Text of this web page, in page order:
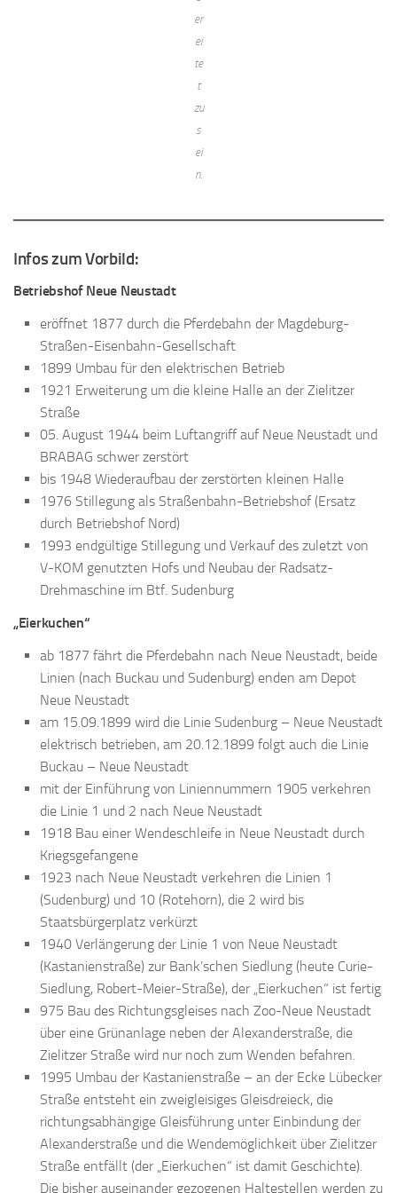
er
ei
te
t
zu
s
ei
n.
Infos zum Vorbild:
Betriebshof Neue Neustadt
eröffnet 1877 durch die Pferdebahn der Magdeburg-
Straßen-Eisenbahn-Gesellschaft
1899 Umbau für den elektrischen Betrieb
1921 Erweiterung um die kleine Halle an der Zielitzer
Straße
05. August 1944 beim Luftangriff auf Neue Neustadt und
BRABAG schwer zerstört
bis 1948 Wiederaufbau der zerstörten kleinen Halle
1976 Stillegung als Straßenbahn-Betriebshof (Ersatz
durch Betriebshof Nord)
1993 endgültige Stillegung und Verkauf des zuletzt von
V-KOM genutzten Hofs und Neubau der Radsatz-
Drehmaschine im Btf. Sudenburg
„Eierkuchen“
ab 1877 fährt die Pferdebahn nach Neue Neustadt, beide
Linien (nach Buckau und Sudenburg) enden am Depot
Neue Neustadt
am 15.09.1899 wird die Linie Sudenburg – Neue Neustadt
elektrisch betrieben, am 20.12.1899 folgt auch die Linie
Buckau – Neue Neustadt
mit der Einführung von Liniennummern 1905 verkehren
die Linie 1 und 2 nach Neue Neustadt
1918 Bau einer Wendeschleife in Neue Neustadt durch
Kriegsgefangene
1923 nach Neue Neustadt verkehren die Linien 1
(Sudenburg) und 10 (Rotehorn), die 2 wird bis
Staatsbürgerplatz verkürzt
1940 Verlängerung der Linie 1 von Neue Neustadt
(Kastanienstraße) zur Bank’schen Siedlung (heute Curie-
Siedlung, Robert-Meier-Straße), der „Eierkuchen“ ist fertig
975 Bau des Richtungsgleises nach Zoo-Neue Neustadt
über eine Grünanlage neben der Alexanderstraße, die
Zielitzer Straße wird nur noch zum Wenden befahren.
1995 Umbau der Kastanienstraße – an der Ecke Lübecker
Straße entsteht ein zweigleisiges Gleisdreieck, die
richtungsabhängige Gleisführung unter Einbindung der
Alexanderstraße und die Wendemöglichkeit über Zielitzer
Straße entfällt (der „Eierkuchen“ ist damit Geschichte).
Die bisher auseinander gezogenen Haltestellen werden zu